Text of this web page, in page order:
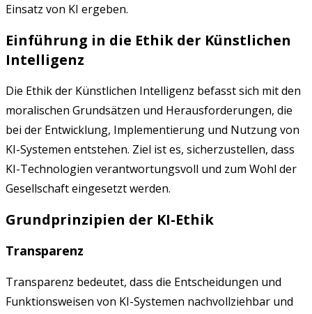
Einsatz von KI ergeben.
Einführung in die Ethik der Künstlichen
Intelligenz
Die Ethik der Künstlichen Intelligenz befasst sich mit den
moralischen Grundsätzen und Herausforderungen, die
bei der Entwicklung, Implementierung und Nutzung von
KI-Systemen entstehen. Ziel ist es, sicherzustellen, dass
KI-Technologien verantwortungsvoll und zum Wohl der
Gesellschaft eingesetzt werden.
Grundprinzipien der KI-Ethik
Transparenz
Transparenz bedeutet, dass die Entscheidungen und
Funktionsweisen von KI-Systemen nachvollziehbar und